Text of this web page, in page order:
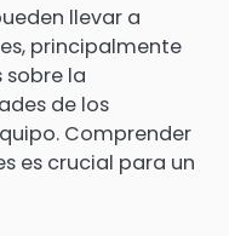
llevar a
principalmente
la
de los
Comprender
es crucial para un